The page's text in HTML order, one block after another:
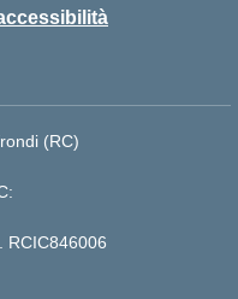
(RC)
RCIC846006